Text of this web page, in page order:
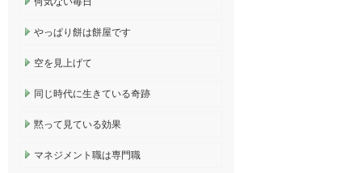
やっぱり餅は餅屋です
空を見上げて
同じ時代に生きている奇跡
黙って見ている効果
マネジメント職は専門職